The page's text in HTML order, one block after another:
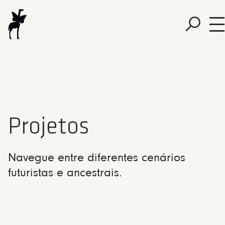
Projetos
Navegue entre diferentes cenários
futuristas e ancestrais.